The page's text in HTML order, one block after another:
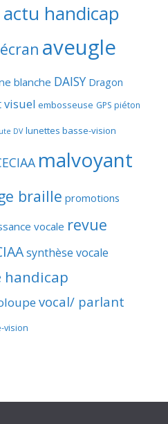
actu handicap
aveugle
blanche DAISY Dragon
visuel embosseuse GPS piéton
DV lunettes basse-vision
malvoyant
braille promotions
vocale revue
synthèse vocale
handicap
vocal/ parlant
vision